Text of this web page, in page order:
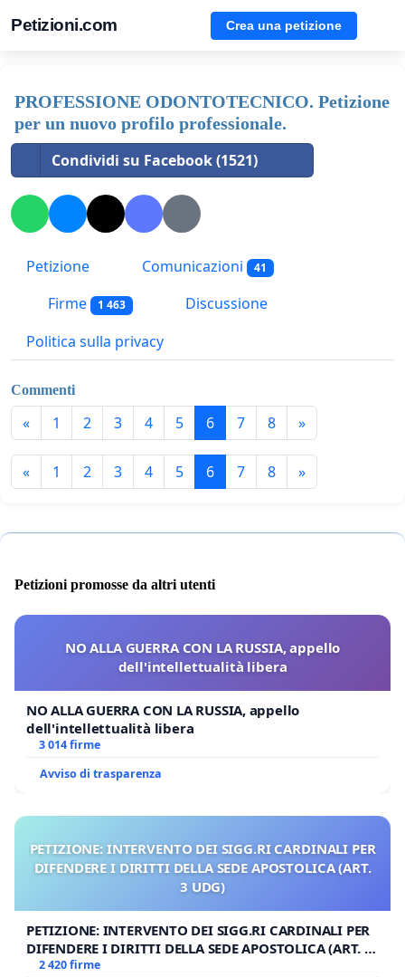
Petizioni.com Crea una petizione
PROFESSIONE ODONTOTECNICO. Petizione
per un nuovo profilo professionale.
Condividi su Facebook (1521)
Petizione Comunicazioni 41
Firme 1 463
Discussione
Politica sulla privacy
Commenti
« 1 2 3 4 5 6 7 8 »
« 1 2 3 4 5 6 7 8 »
Petizioni promosse da altri utenti
NO ALLA GUERRA CON LA RUSSIA, appello
dell'intellettualità libera
NO ALLA GUERRA CON LA RUSSIA, appello
dell'intellettualità libera
3 014 firme
Avviso di trasparenza
PETIZIONE: INTERVENTO DEI SIGG.RI CARDINALI PER
DIFENDERE I DIRITTI DELLA SEDE APOSTOLICA (ART.
3 UDG)
PETIZIONE: INTERVENTO DEI SIGG.RI CARDINALI PER
DIFENDERE I DIRITTI DELLA SEDE APOSTOLICA (ART. 3
UDG)
2 420 firme